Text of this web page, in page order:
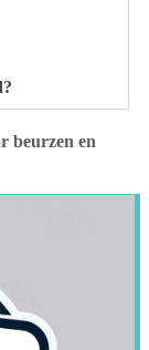
beurzen en